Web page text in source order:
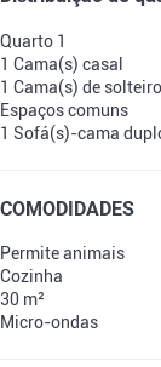
Quarto 1
1 Cama(s) casal
1 Cama(s) de solteiro
Espaços comuns
1 Sofá(s)-cama
COMODIDADES
Permite animais
Cozinha
30 m²
Micro-ondas